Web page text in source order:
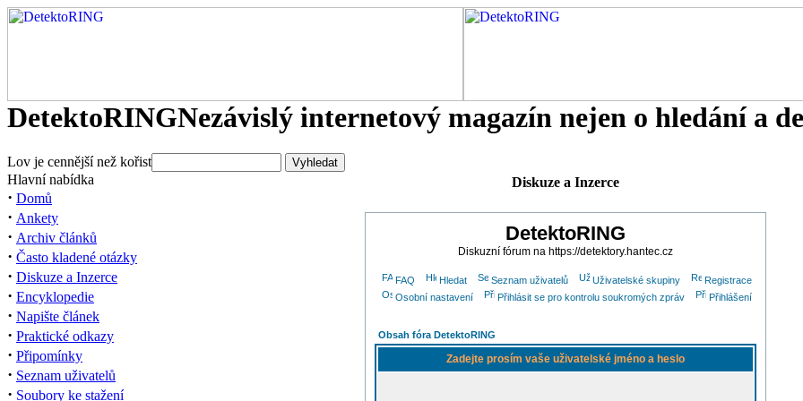
DetektoRINGNezávislý internetový magazín nejen o hledání a
Lov je cennější než kořist
Hlavní nabídka
· Domů
· Ankety
· Archiv článků
· Často kladené otázky
· Diskuze a Inzerce
· Encyklopedie
· Napište článek
· Praktické odkazy
· Připomínky
· Seznam uživatelů
· Soubory ke stažení
Diskuze a Inzerce
DetektoRING
Diskuzní fórum na https://detektory.hantec.cz
FAQ Hledat Seznam uživatelů Uživatelské skupiny
Registrace
Osobní nastavení
Přihlásit se pro kontrolu soukromých zpráv Přihlášení
Obsah fóra DetektoRING
Zadejte prosím vaše uživatelské jméno a heslo